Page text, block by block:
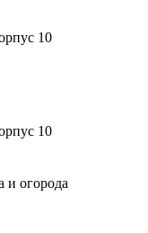
10
10
и огорода